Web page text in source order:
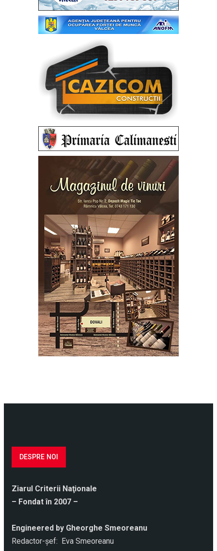
DESPRE NOI
Ziarul Criterii Naţionale
– Fondat în 2007 –
Engineered by Gheorghe Smeoreanu
Redactor-şef: Eva Smeoreanu